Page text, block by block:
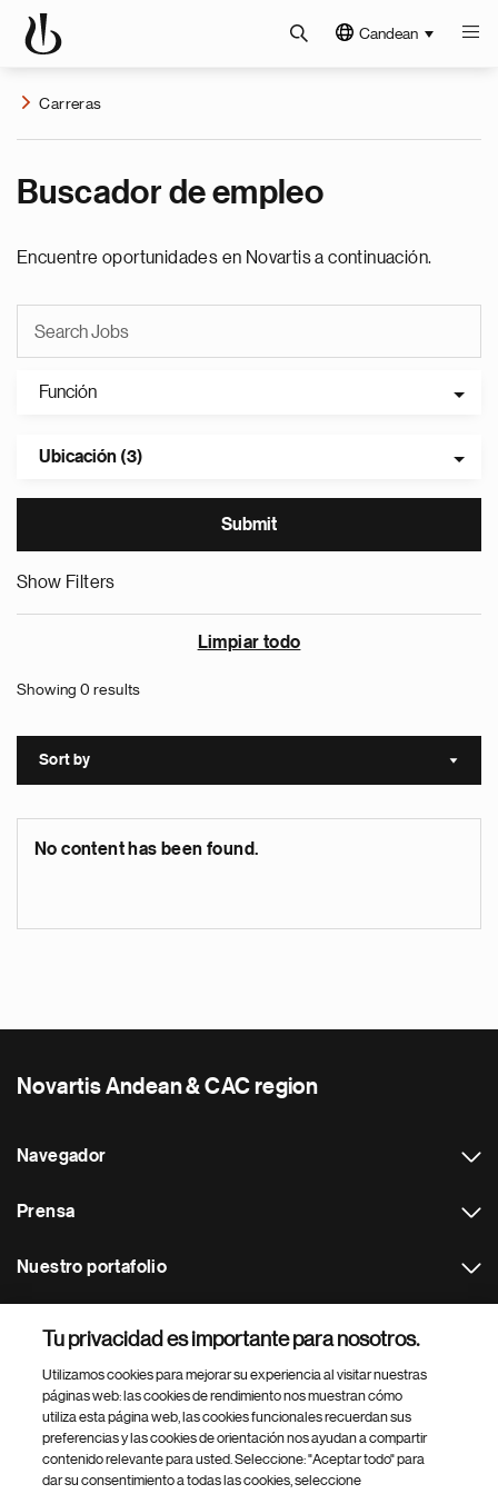
Candean
Carreras
Buscador de empleo
Encuentre oportunidades en Novartis a continuación.
Función
Ubicación (3)
Show Filters
Limpiar todo
Showing 0 results
Sort by Sort
No content has been found.
Novartis Andean & CAC region
Navegador
Prensa
Nuestro portafolio
Footer Site Search
Tu privacidad es importante para nosotros.
Utilizamos cookies para mejorar su experiencia al visitar nuestras
páginas web: las cookies de rendimiento nos muestran cómo
utiliza esta página web, las cookies funcionales recuerdan sus
preferencias y las cookies de orientación nos ayudan a compartir
contenido relevante para usted. Seleccione: "Aceptar todo" para
dar su consentimiento a todas las cookies, seleccione